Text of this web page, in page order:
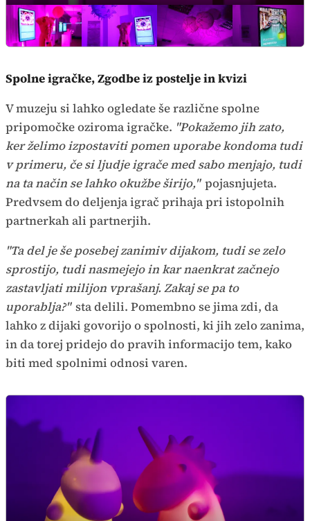
Spolne igračke, Zgodbe iz postelje in kvizi
V muzeju si lahko ogledate še različne spolne
pripomočke oziroma igračke. "Pokažemo jih zato,
ker želimo izpostaviti pomen uporabe kondoma tudi
v primeru, če si ljudje igrače med sabo menjajo, tudi
na ta način se lahko okužbe širijo," pojasnjujeta.
Predvsem do deljenja igrač prihaja pri istopolnih
partnerkah ali partnerjih.
"Ta del je še posebej zanimiv dijakom, tudi se zelo
sprostijo, tudi nasmejejo in kar naenkrat začnejo
zastavljati milijon vprašanj. Zakaj se pa to
uporablja?" sta delili. Pomembno se jima zdi, da
lahko z dijaki govorijo o spolnosti, ki jih zelo zanima,
in da torej pridejo do pravih informacijo tem, kako
biti med spolnimi odnosi varen.